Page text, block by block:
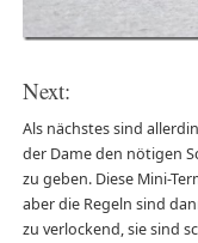
Next:
Als nächstes sind
der Dame den nötigen
zu geben. Diese Mini-
aber die Regeln sind
zu verlockend, sie sind